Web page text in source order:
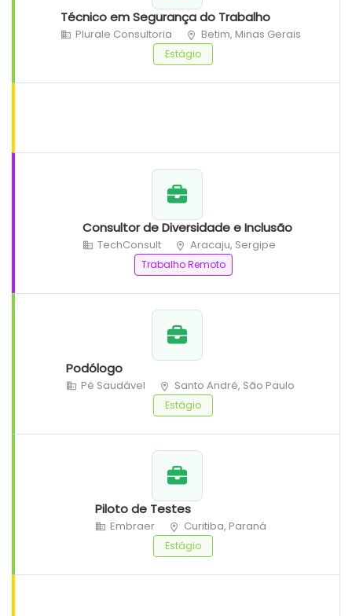
Técnico em Segurança do Trabalho
Plurale Consultoria Betim, Minas Gerais
Estágio
Consultor de Diversidade e Inclusão
TechConsult Aracaju, Sergipe
Trabalho Remoto
Podólogo
Pé Saudável Santo André, São Paulo
Estágio
Piloto de Testes
Embraer Curitiba, Paraná
Estágio